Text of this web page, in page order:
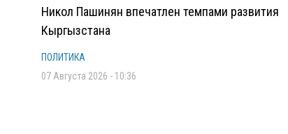
Никол Пашинян впечатлен темпами развития
Кыргызстана
ПОЛИТИКА
07 Августа 2026 - 10:36